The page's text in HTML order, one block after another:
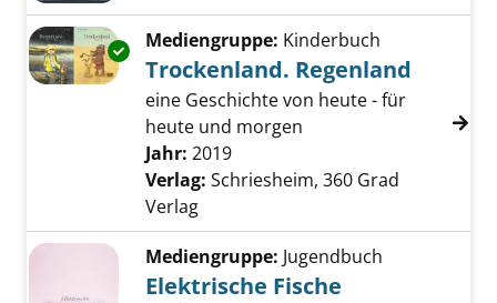
Exemplar-Details von Trockenland.
Mediengruppe: Kinderbuch
Trockenland. Regenland
eine Geschichte von heute - für
heute und morgen
Suche nach diesem Verfasser
Jahr: 2019
Verlag: Schriesheim, 360 Grad
Verlag
Mediengruppe: Jugendbuch
Elektrische Fische